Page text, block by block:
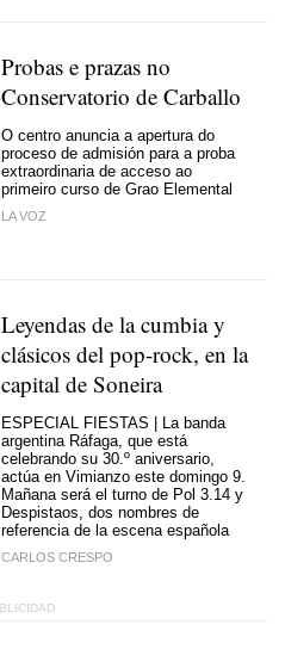
Probas e prazas no
Conservatorio de Carballo
O centro anuncia a apertura do
proceso de admisión para a proba
extraordinaria de acceso ao
primeiro curso de Grao Elemental
LA VOZ
Leyendas de la cumbia y
clásicos del pop-rock, en la
capital de Soneira
ESPECIAL FIESTAS | La banda
argentina Ráfaga, que está
celebrando su 30.º aniversario,
actúa en Vimianzo este domingo 9.
Mañana será el turno de Pol 3.14 y
Despistaos, dos nombres de
referencia de la escena española
CARLOS CRESPO